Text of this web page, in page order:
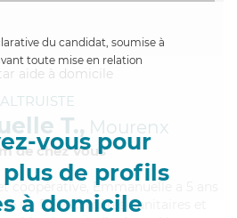
du candidat, soumise à
toute mise en relation
vous pour
de profils
à domicile
ALTRUISTE
T., Mourenx
de chez Vous
coopérative, Emmanuelle a 5 ans
un BEP Carrières Sanitaires et